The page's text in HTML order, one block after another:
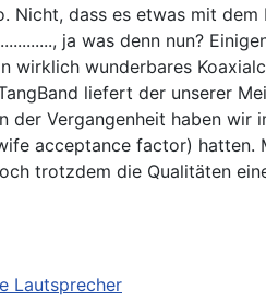
Nicht, dass es etwas mit
ja was denn nun?
wirklich wunderbares
liefert der unserer
der Vergangenheit haben
acceptance factor) hatten.
trotzdem die Qualitäten
Lautsprecher